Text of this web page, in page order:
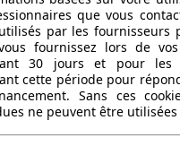
d'AutoScout24
d'utilisation
légales
des données
que vous
par les fournisseurs
fournissez lors de
30 jours et pour les
cette période pour
Sans ces
ne peuvent être